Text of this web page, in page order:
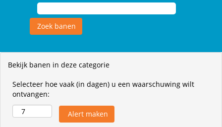
Bekijk banen in deze categorie
Selecteer hoe vaak (in dagen) u een waarschuwing wilt
ontvangen: